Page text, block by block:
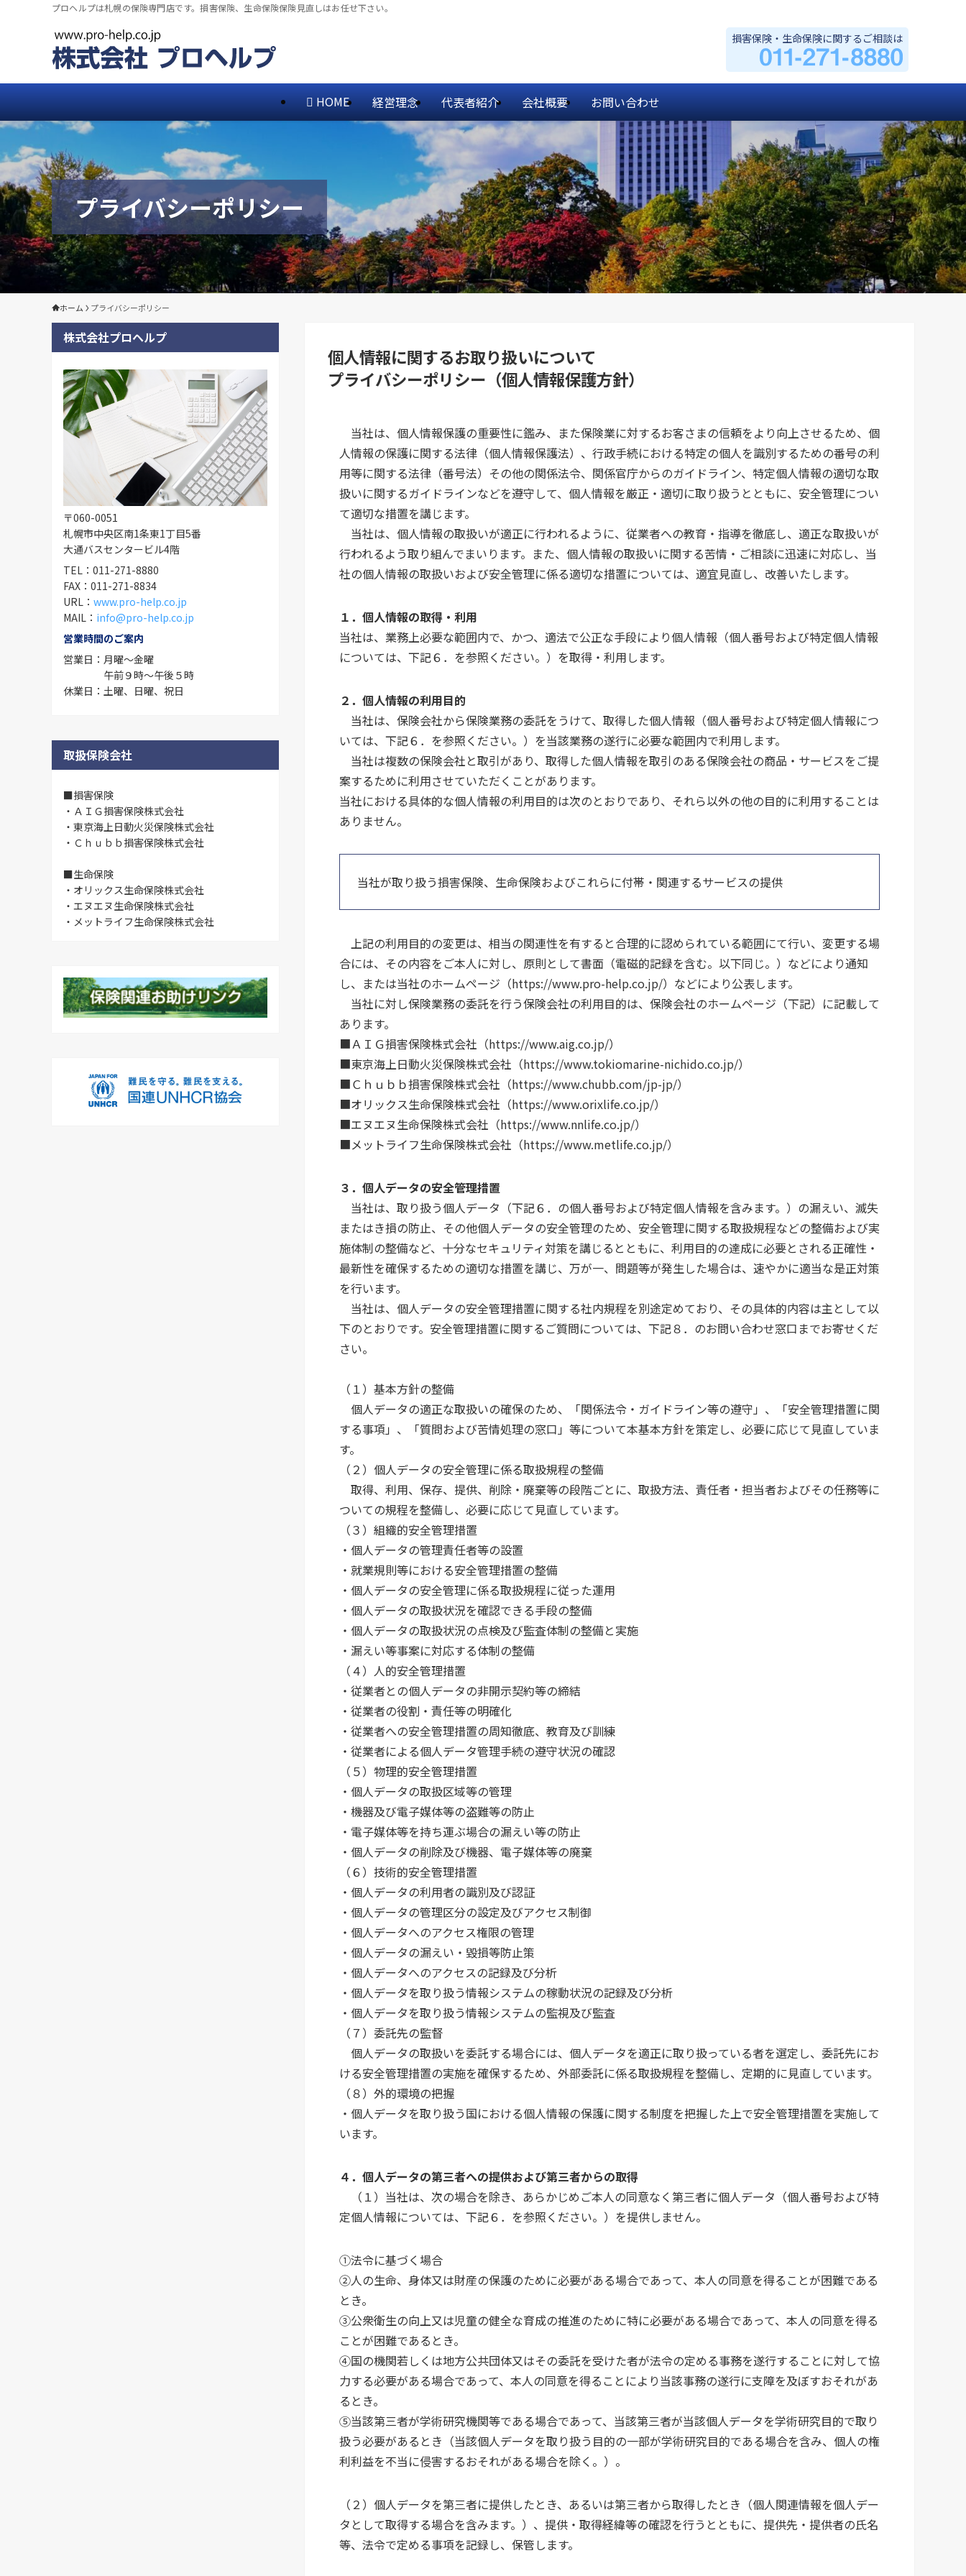
プロヘルプは札幌の保険専門店です。損害保険、生命保険保険見直しはお任せ下さい。
損害保険・生命保険に関するご相談は
HOME 経営理念 代表者紹介 会社概要 お問い合わせ
プライバシーポリシー
ホーム プライバシーポリシー
個人情報に関するお取り扱いについて
プライバシーポリシー（個人情報保護方針）
当社は、個人情報保護の重要性に鑑み、また保険業に対するお客さまの信頼をより向上させるため、個
人情報の保護に関する法律（個人情報保護法）、行政手続における特定の個人を識別するための番号の利
用等に関する法律（番号法）その他の関係法令、関係官庁からのガイドライン、特定個人情報の適切な取
扱いに関するガイドラインなどを遵守して、個人情報を厳正・適切に取り扱うとともに、安全管理につい
て適切な措置を講じます。
当社は、個人情報の取扱いが適正に行われるように、従業者への教育・指導を徹底し、適正な取扱いが
行われるよう取り組んでまいります。また、個人情報の取扱いに関する苦情・ご相談に迅速に対応し、当
社の個人情報の取扱いおよび安全管理に係る適切な措置については、適宜見直し、改善いたします。
１．個人情報の取得・利用
当社は、業務上必要な範囲内で、かつ、適法で公正な手段により個人情報（個人番号および特定個人情報
については、下記６．を参照ください。）を取得・利用します。
２．個人情報の利用目的
当社は、保険会社から保険業務の委託をうけて、取得した個人情報（個人番号および特定個人情報につ
いては、下記６．を参照ください。）を当該業務の遂行に必要な範囲内で利用します。
当社は複数の保険会社と取引があり、取得した個人情報を取引のある保険会社の商品・サービスをご提
案するために利用させていただくことがあります。
当社における具体的な個人情報の利用目的は次のとおりであり、それら以外の他の目的に利用することは
ありません。
当社が取り扱う損害保険、生命保険およびこれらに付帯・関連するサービスの提供
上記の利用目的の変更は、相当の関連性を有すると合理的に認められている範囲にて行い、変更する場
合には、その内容をご本人に対し、原則として書面（電磁的記録を含む。以下同じ。）などにより通知
し、または当社のホームページ（https://www.pro-help.co.jp/）などにより公表します。
当社に対し保険業務の委託を行う保険会社の利用目的は、保険会社のホームページ（下記）に記載して
あります。
■ＡＩＧ損害保険株式会社（https://www.aig.co.jp/）
■東京海上日動火災保険株式会社（https://www.tokiomarine-nichido.co.jp/）
■Ｃｈｕｂｂ損害保険株式会社（https://www.chubb.com/jp-jp/）
■オリックス生命保険株式会社（https://www.orixlife.co.jp/）
■エヌエヌ生命保険株式会社（https://www.nnlife.co.jp/）
■メットライフ生命保険株式会社（https://www.metlife.co.jp/）
３．個人データの安全管理措置
当社は、取り扱う個人データ（下記６．の個人番号および特定個人情報を含みます。）の漏えい、滅失
またはき損の防止、その他個人データの安全管理のため、安全管理に関する取扱規程などの整備および実
施体制の整備など、十分なセキュリティ対策を講じるとともに、利用目的の達成に必要とされる正確性・
最新性を確保するための適切な措置を講じ、万が一、問題等が発生した場合は、速やかに適当な是正対策
を行います。
当社は、個人データの安全管理措置に関する社内規程を別途定めており、その具体的内容は主として以
下のとおりです。安全管理措置に関するご質問については、下記８．のお問い合わせ窓口までお寄せくだ
さい。
（１）基本方針の整備
個人データの適正な取扱いの確保のため、「関係法令・ガイドライン等の遵守」、「安全管理措置に関
する事項」、「質問および苦情処理の窓口」等について本基本方針を策定し、必要に応じて見直していま
す。
（２）個人データの安全管理に係る取扱規程の整備
取得、利用、保存、提供、削除・廃棄等の段階ごとに、取扱方法、責任者・担当者およびその任務等に
ついての規程を整備し、必要に応じて見直しています。
（３）組織的安全管理措置
・個人データの管理責任者等の設置
・就業規則等における安全管理措置の整備
・個人データの安全管理に係る取扱規程に従った運用
・個人データの取扱状況を確認できる手段の整備
・個人データの取扱状況の点検及び監査体制の整備と実施
・漏えい等事案に対応する体制の整備
（４）人的安全管理措置
・従業者との個人データの非開示契約等の締結
・従業者の役割・責任等の明確化
・従業者への安全管理措置の周知徹底、教育及び訓練
・従業者による個人データ管理手続の遵守状況の確認
（５）物理的安全管理措置
・個人データの取扱区域等の管理
・機器及び電子媒体等の盗難等の防止
・電子媒体等を持ち運ぶ場合の漏えい等の防止
・個人データの削除及び機器、電子媒体等の廃棄
（６）技術的安全管理措置
・個人データの利用者の識別及び認証
・個人データの管理区分の設定及びアクセス制御
・個人データへのアクセス権限の管理
・個人データの漏えい・毀損等防止策
・個人データへのアクセスの記録及び分析
・個人データを取り扱う情報システムの稼動状況の記録及び分析
・個人データを取り扱う情報システムの監視及び監査
（７）委託先の監督
個人データの取扱いを委託する場合には、個人データを適正に取り扱っている者を選定し、委託先にお
ける安全管理措置の実施を確保するため、外部委託に係る取扱規程を整備し、定期的に見直しています。
（８）外的環境の把握
・個人データを取り扱う国における個人情報の保護に関する制度を把握した上で安全管理措置を実施して
います。
４．個人データの第三者への提供および第三者からの取得
（１）当社は、次の場合を除き、あらかじめご本人の同意なく第三者に個人データ（個人番号および特
定個人情報については、下記６．を参照ください。）を提供しません。
①法令に基づく場合
②人の生命、身体又は財産の保護のために必要がある場合であって、本人の同意を得ることが困難である
とき。
③公衆衛生の向上又は児童の健全な育成の推進のために特に必要がある場合であって、本人の同意を得る
ことが困難であるとき。
④国の機関若しくは地方公共団体又はその委託を受けた者が法令の定める事務を遂行することに対して協
力する必要がある場合であって、本人の同意を得ることにより当該事務の遂行に支障を及ぼすおそれがあ
るとき。
⑤当該第三者が学術研究機関等である場合であって、当該第三者が当該個人データを学術研究目的で取り
扱う必要があるとき（当該個人データを取り扱う目的の一部が学術研究目的である場合を含み、個人の権
利利益を不当に侵害するおそれがある場合を除く。）。
（２）個人データを第三者に提供したとき、あるいは第三者から取得したとき（個人関連情報を個人デー
タとして取得する場合を含みます。）、提供・取得経緯等の確認を行うとともに、提供先・提供者の氏名
等、法令で定める事項を記録し、保管します。
株式会社プロヘルプ
〒060-0051
札幌市中央区南1条東1丁目5番
大通バスセンタービル4階
TEL：011-271-8880
FAX：011-271-8834
URL： www.pro-help.co.jp
MAIL： info@pro-help.co.jp
営業時間のご案内
営業日： 月曜～金曜
午前９時～午後５時
休業日： 土曜、日曜、祝日
取扱保険会社
■損害保険
・ＡＩＧ損害保険株式会社
・東京海上日動火災保険株式会社
・Ｃｈｕｂｂ損害保険株式会社
■生命保険
・オリックス生命保険株式会社
・エヌエヌ生命保険株式会社
・メットライフ生命保険株式会社